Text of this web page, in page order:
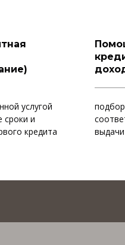
услугой
и
кредита